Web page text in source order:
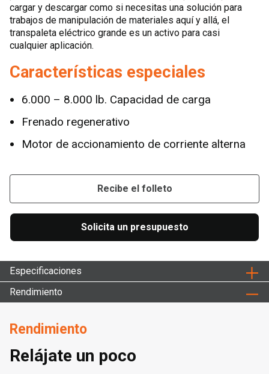
cargar y descargar como si necesitas una solución para
trabajos de manipulación de materiales aquí y allá, el
transpaleta eléctrico grande es un activo para casi
cualquier aplicación.
Características especiales
6.000 – 8.000 lb. Capacidad de carga
Frenado regenerativo
Motor de accionamiento de corriente alterna
Recibe el folleto
Solicita un presupuesto
Especificaciones
Rendimiento
Rendimiento
Relájate un poco